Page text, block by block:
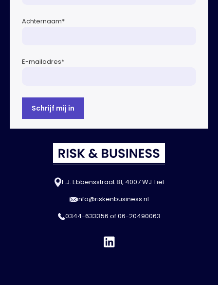
Achternaam*
E-mailadres*
F.J. Ebbensstraat 81, 4007 WJ Tiel
info@riskenbusiness.nl
0344-633356 of06-20490063